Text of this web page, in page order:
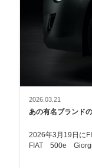
2026.03.21
あの有名ブランド
2026年3月19日に
FIAT 500e